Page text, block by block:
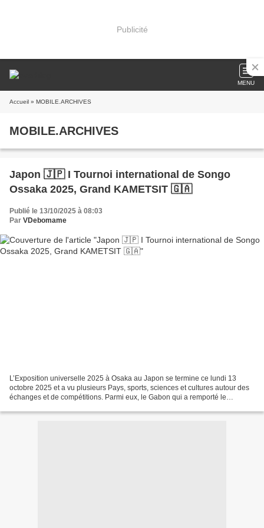
Publicité
MENU
Accueil » MOBILE.ARCHIVES
MOBILE.ARCHIVES
Japon 🇯🇵 I Tournoi international de Songo
Ossaka 2025, Grand KAMETSIT 🇬🇦
Publié le 13/10/2025 à 08:03
Par VDebomame
L’Exposition universelle 2025 à Osaka au Japon se termine ce lundi 13
octobre 2025 et a vu plusieurs Pays, sports, sciences et cultures autour des
échanges et de compétitions. Parmi eux, le Gabon qui a remporté le